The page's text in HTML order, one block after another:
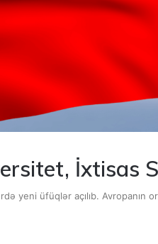
İxtisas
yeni üfüqlər açılıb. Avropanın